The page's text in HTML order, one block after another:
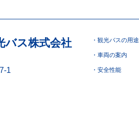
バス株式会社
1
観光バスの用途
車両の案内
安全性能